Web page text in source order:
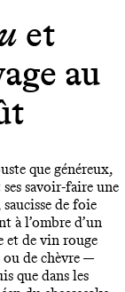
et
au
que généreux,
ses savoir-faire une
saucisse de foie
à l’ombre d’un
et de vin rouge
de chèvre —
que dans les